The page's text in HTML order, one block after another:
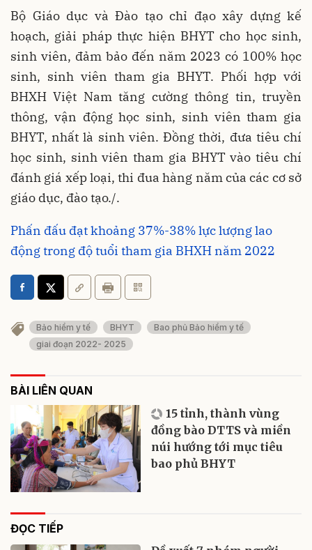
Bộ Giáo dục và Đào tạo chỉ đạo xây dựng kế
hoạch, giải pháp thực hiện BHYT cho học sinh,
sinh viên, đảm bảo đến năm 2023 có 100% học
sinh, sinh viên tham gia BHYT. Phối hợp với
BHXH Việt Nam tăng cường thông tin, truyền
thông, vận động học sinh, sinh viên tham gia
BHYT, nhất là sinh viên. Đồng thời, đưa tiêu chí
học sinh, sinh viên tham gia BHYT vào tiêu chí
đánh giá xếp loại, thi đua hàng năm của các cơ sở
giáo dục, đào tạo./.
Phấn đấu đạt khoảng 37%-38% lực lượng lao
động trong độ tuổi tham gia BHXH năm 2022
Bảo hiểm y tế BHYT
Bao phủ Bảo hiểm y tế
giai đoạn 2022- 2025
BÀI LIÊN QUAN
15 tỉnh, thành vùng
đồng bào DTTS và miền
núi hướng tới mục tiêu
bao phủ BHYT
ĐỌC TIẾP